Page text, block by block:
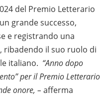
del Premio Letterario
grande successo,
e registrando una
ribadendo il suo ruolo di
italiano. “Anno dopo
per il Premio Letterario
onore, – afferma